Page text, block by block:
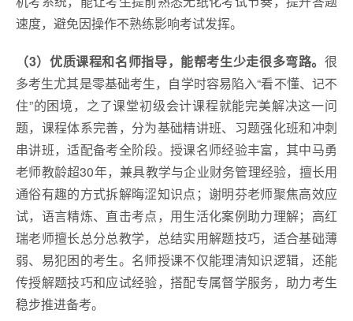
速度，避免因操作不熟练影响考试发挥。
（3） 优质课程和名师指导，能帮考生少走很多弯路。 很
多考生尤其是零基础考生，自学时容易陷入“看不懂、记不
住”的困境，之了课堂初级会计课程就能完美解决这一问
题，课程体系完善，分为基础精讲班、习题强化班和冲刺
串讲班，适配备考全阶段。授课名师经验丰富，其中马勇
老师教龄超30年，兼具教学与企业财务管理经验，擅长用
通俗有趣的方式拆解晦涩知识点；谢明芬老师聚焦高效应
试，语言精炼、直击考点，用生活化案例助力理解；高红
瑞老师擅长总分总教学，总结实用解题技巧，适合基础薄
弱、易犯困的考生。名师授课不仅能理清知识逻辑，还能
传授解题技巧和应试经验，搭配专属督学服务，助力考生
稳步推进备考。